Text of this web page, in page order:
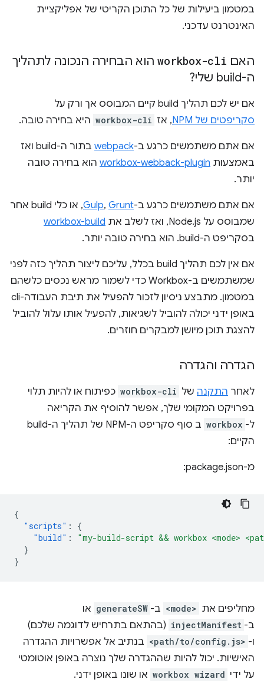
במטמון ביעילות של כל התוכן הקריטי של אפליקציית
האינטרנט עדכני.
האם workbox-cli הוא הבחירה הנכונה לתהליך
ה-build שלי?
אם יש לכם תהליך build קיים המבוסס אך ורק על
סקריפטים של NPM
, אז workbox-cli היא בחירה טובה.
אם אתם משתמשים כרגע ב-webpack
בתור ה-build ואז
באמצעות workbox-webback-plugin הוא בחירה טובה
יותר.
אם אתם משתמשים כרגע ב- Gulp, Grunt
, או כלי build אחר
שמבוסס על Node.js, ואז לשלב את
workbox-build
בסקריפט ה-build. הוא בחירה טובה יותר.
אם אין לכם תהליך build בכלל, עליכם ליצור תהליך כזה לפני
שמשתמשים ב-Workbox כדי לשמור מראש נכסים כלשהם
במטמון. מתבצע ניסיון לזכור להפעיל את תיבת העבודה-cli
באופן ידני יכולה להוביל לשגיאות, להפעיל אותו עלול להוביל
להצגת תוכן מיושן למבקרים חוזרים.
הגדרה והגדרה
לאחר התקנה של workbox-cli כפיתוח או להיות תלוי
בפרויקט המקומי שלך, אפשר להוסיף את הקריאה
ל- workbox
ב סוף סקריפט ה-NPM של תהליך ה-build
הקיים:
מ-package.json:
{
"scripts" :
{
"build" :
"my-build-script && workbox <mode>
}
}
מחליפים את <mode> ב- generateSW או
ב- injectManifest (בהתאם בתרחיש לדוגמה שלכם)
ו- <path/to/config.js> בנתיב אל אפשרויות ההגדרה
האישיות. יכול להיות שההגדרה שלך נוצרה באופן אוטומטי
על ידי workbox wizard או שונו באופן ידני.